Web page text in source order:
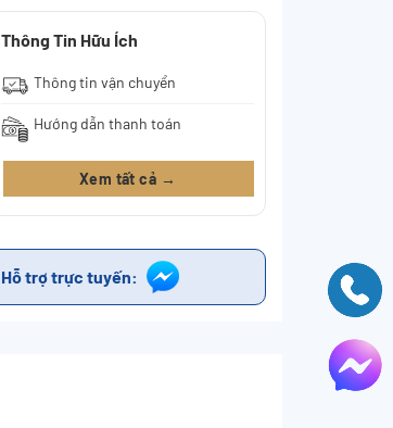
Thông Tin Hữu Ích
Thông tin vận chuyển
Hướng dẫn thanh toán
Xem tất cả →
Hỗ trợ trực tuyến: